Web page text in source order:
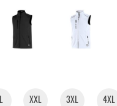
XXL 3XL 4XL